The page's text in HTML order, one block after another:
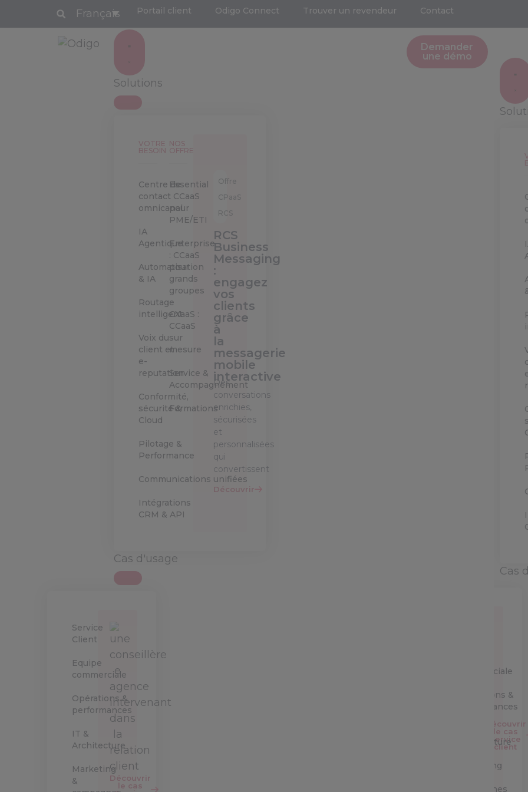
Français Portail client Odigo Connect Trouver un revendeur Contact
Solutions
VOTRE
BESOIN
Centre de
contact
omnicanal
IA
Agentique
Automatisation
& IA
Routage
intelligent
Voix du
client et
e-
reputation
Conformité,
sécurité &
Cloud
Pilotage &
Performance
Communications unifiées
Intégrations
CRM & API
NOS
OFFRES
Essential
: CCaaS
pour
PME/ETI
Enterprise
: CCaaS
pour
grands
groupes
CXaaS :
CCaaS
sur
mesure
Service &
Accompagnement
Formations
Offre
CPaaS
RCS
RCS
Business
Messaging
:
engagez
vos
clients
grâce
à
la
messagerie
mobile
interactive
Des
conversations
enrichies,
sécurisées
et
personnalisées
qui
convertissent
Découvrir
Cas d'usage
Service
Client
Equipe
commerciale
Opérations &
performances
IT &
Architecture
Marketing
&
Découvrir
le cas
Demander
une démo
Cas
commerciale
Opérations &
performances
Architecture
Marketing
campagnes
Découvrir
le cas
Service
client